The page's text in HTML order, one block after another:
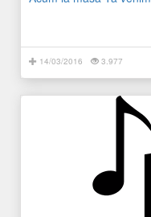
14/03/2016 3.977